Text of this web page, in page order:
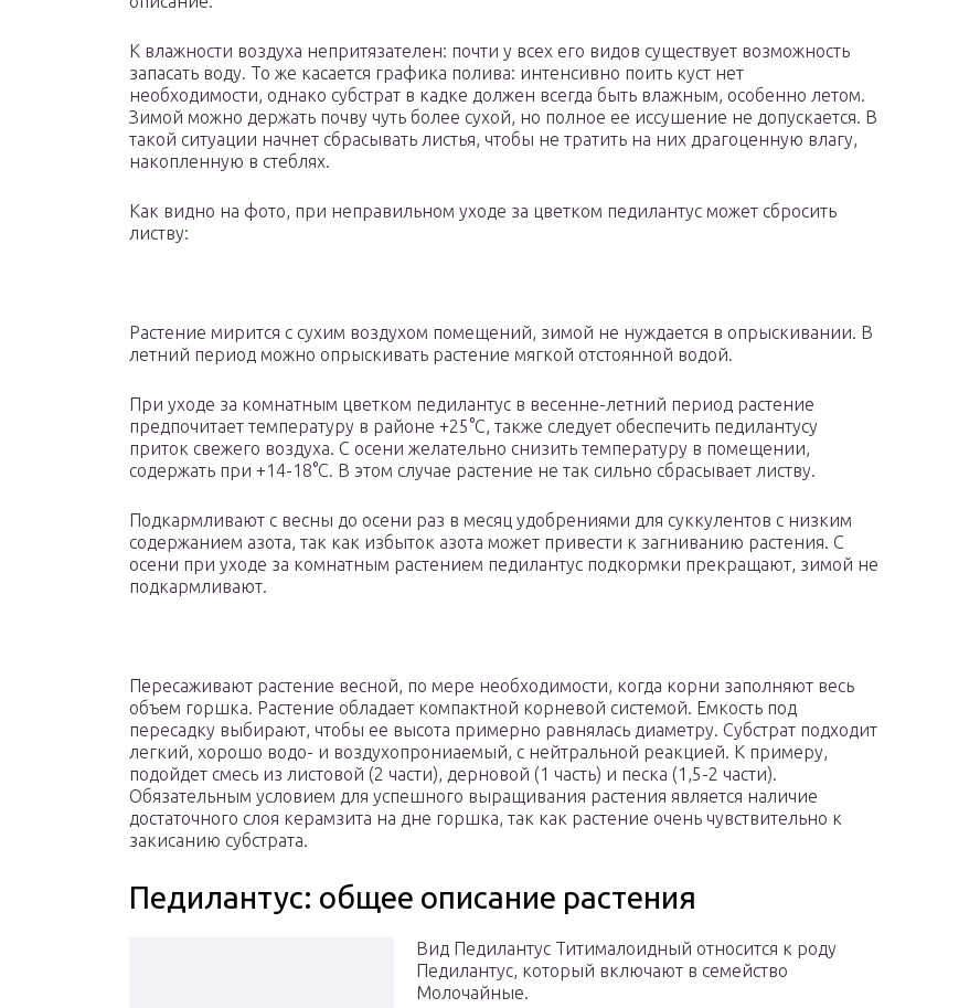
К влажности воздуха непритязателен: почти у всех его видов существует возможность
запасать воду. То же касается графика полива: интенсивно поить куст нет
необходимости, однако субстрат в кадке должен всегда быть влажным, особенно летом.
Зимой можно держать почву чуть более сухой, но полное ее иссушение не допускается. В
такой ситуации начнет сбрасывать листья, чтобы не тратить на них драгоценную влагу,
накопленную в стеблях.
Как видно на фото, при неправильном уходе за цветком педилантус может сбросить
листву:
Растение мирится с сухим воздухом помещений, зимой не нуждается в опрыскивании. В
летний период можно опрыскивать растение мягкой отстоянной водой.
При уходе за комнатным цветком педилантус в весенне-летний период растение
предпочитает температуру в районе +25°C, также следует обеспечить педилантусу
приток свежего воздуха. С осени желательно снизить температуру в помещении,
содержать при +14-18°C. В этом случае растение не так сильно сбрасывает листву.
Подкармливают с весны до осени раз в месяц удобрениями для суккулентов с низким
содержанием азота, так как избыток азота может привести к загниванию растения. С
осени при уходе за комнатным растением педилантус подкормки прекращают, зимой не
подкармливают.
Пересаживают растение весной, по мере необходимости, когда корни заполняют весь
объем горшка. Растение обладает компактной корневой системой. Емкость под
пересадку выбирают, чтобы ее высота примерно равнялась диаметру. Субстрат подходит
легкий, хорошо водо- и воздухопрониаемый, с нейтральной реакцией. К примеру,
подойдет смесь из листовой (2 части), дерновой (1 часть) и песка (1,5-2 части).
Обязательным условием для успешного выращивания растения является наличие
достаточного слоя керамзита на дне горшка, так как растение очень чувствительно к
закисанию субстрата.
Педилантус: общее описание растения
Вид Педилантус Титималоидный относится к роду
Педилантус, который включают в семейство
Молочайные.